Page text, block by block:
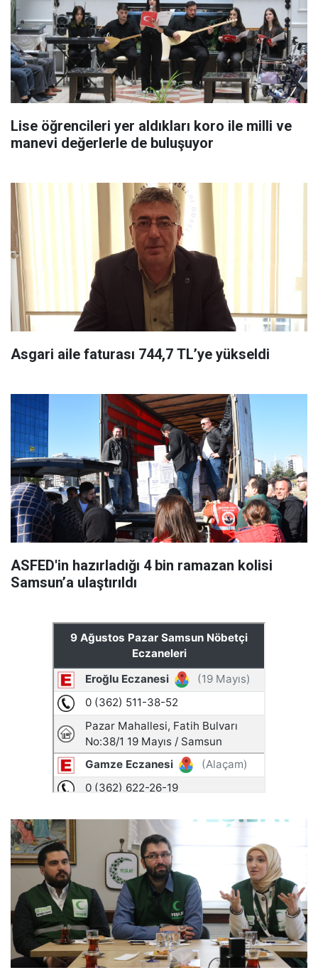
Lise öğrencileri yer aldıkları koro ile milli ve
manevi değerlerle de buluşuyor
Asgari aile faturası 744,7 TL’ye yükseldi
ASFED'in hazırladığı 4 bin ramazan kolisi
Samsun’a ulaştırıldı